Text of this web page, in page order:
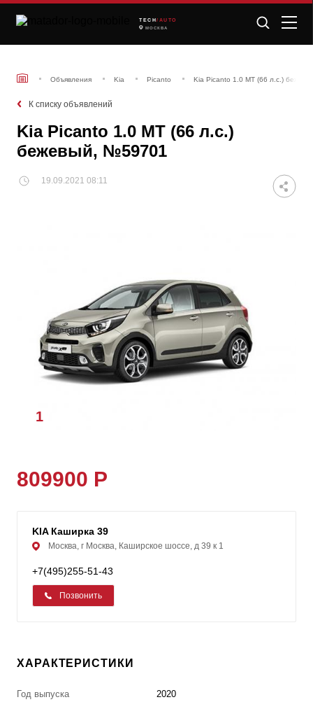
TECH /AUTO
МОСКВА
Объявления Kia Picanto Kia Picanto 1.0 MT (66 л.с.)
К списку объявлений
Kia Picanto 1.0 MT (66 л.с.)
бежевый, №59701
19.09.2021 08:11
1
809900 Р
KIA Каширка 39
Москва, г Москва, Каширское шоссе, д 39 к 1
+7(495)255-51-43
Позвонить
ХАРАКТЕРИСТИКИ
Год выпуска
2020